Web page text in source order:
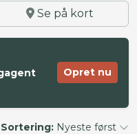
Se på kort
Opret nu
Sortering: Nyeste først